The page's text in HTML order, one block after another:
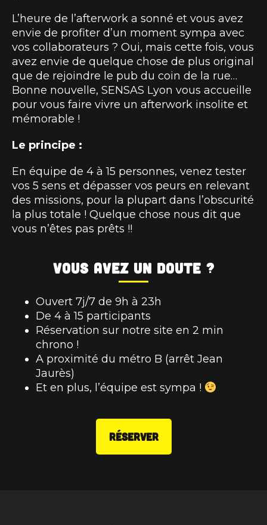
L’heure de l’afterwork a sonné et vous avez
envie de profiter d’un moment sympa avec
vos collaborateurs ? Oui, mais cette fois, vous
avez envie de quelque chose de plus original
que de rejoindre le pub du coin de la rue…
Bonne nouvelle, SENSAS Lyon vous accueille
pour vous faire vivre un afterwork insolite et
mémorable !
Le principe :
En équipe de 4 à 15 personnes, venez tester
vos 5 sens et dépasser vos peurs en relevant
des missions, pour la plupart dans l’obscurité
la plus totale ! Quelque chose nous dit que
vous n’êtes pas prêts !!
Vous avez un doute ?
Ouvert 7j/7 de 9h à 23h
De 4 à 15 participants
Réservation sur notre site en 2 min
chrono !
A proximité du métro B (arrêt Jean
Jaurès)
Et en plus, l’équipe est sympa !
RÉSERVER